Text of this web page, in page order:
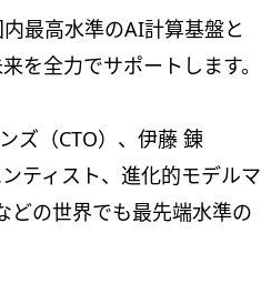
最高水準のAI計算基盤と
を全力でサポートします。
ズ（CTO）、伊藤 錬
ティスト、進化的モデルマ
の世界でも最先端水準の